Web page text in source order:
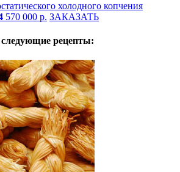
холодного копчения
570 000 р. ЗАКАЗАТЬ
рецепты: